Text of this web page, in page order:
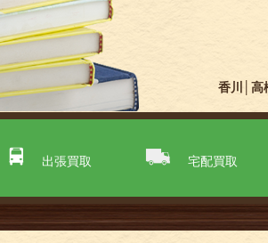
香川│
出張買取 宅配買取